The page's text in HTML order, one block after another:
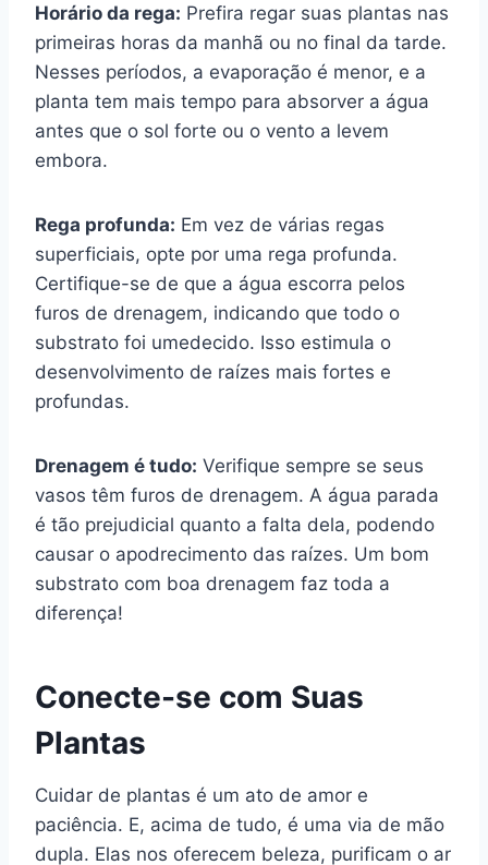
Horário da rega: Prefira regar suas plantas nas
primeiras horas da manhã ou no final da tarde.
Nesses períodos, a evaporação é menor, e a
planta tem mais tempo para absorver a água
antes que o sol forte ou o vento a levem
embora.
Rega profunda: Em vez de várias regas
superficiais, opte por uma rega profunda.
Certifique-se de que a água escorra pelos
furos de drenagem, indicando que todo o
substrato foi umedecido. Isso estimula o
desenvolvimento de raízes mais fortes e
profundas.
Drenagem é tudo: Verifique sempre se seus
vasos têm furos de drenagem. A água parada
é tão prejudicial quanto a falta dela, podendo
causar o apodrecimento das raízes. Um bom
substrato com boa drenagem faz toda a
diferença!
Conecte-se com Suas
Plantas
Cuidar de plantas é um ato de amor e
paciência. E, acima de tudo, é uma via de mão
dupla. Elas nos oferecem beleza, purificam o ar